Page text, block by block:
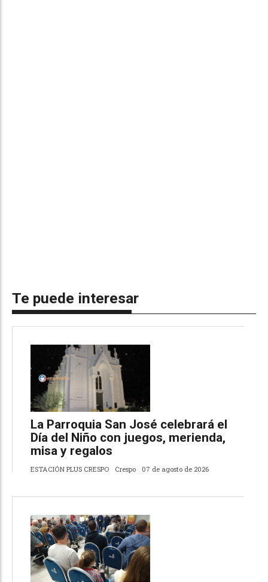
Te puede interesar
La Parroquia San José celebrará el
Día del Niño con juegos, merienda,
misa y regalos
ESTACIÓN PLUS CRESPO Crespo 07 de agosto de 2026